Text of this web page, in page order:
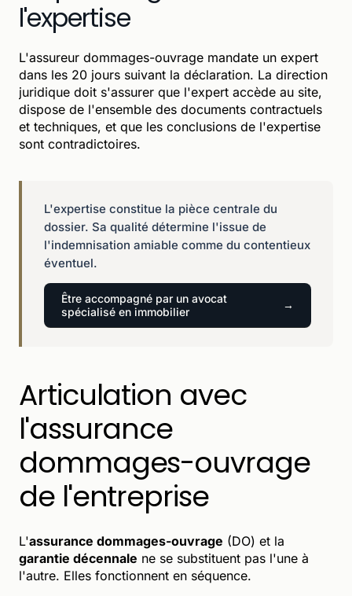
l'expertise
L'assureur dommages-ouvrage mandate un expert
dans les 20 jours suivant la déclaration. La direction
juridique doit s'assurer que l'expert accède au site,
dispose de l'ensemble des documents contractuels
et techniques, et que les conclusions de l'expertise
sont contradictoires.
L'expertise constitue la pièce centrale du
dossier. Sa qualité détermine l'issue de
l'indemnisation amiable comme du contentieux
éventuel.
Être accompagné par un avocat
spécialisé en immobilier
Articulation avec
l'assurance
dommages-ouvrage
de l'entreprise
L'assurance dommages-ouvrage (DO) et la
garantie décennale ne se substituent pas l'une à
l'autre. Elles fonctionnent en séquence.